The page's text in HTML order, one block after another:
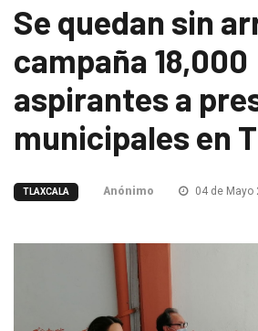
Se quedan sin
campaña 18,000
aspirantes a
municipales en
TLAXCALA Anónimo 04 de Mayo